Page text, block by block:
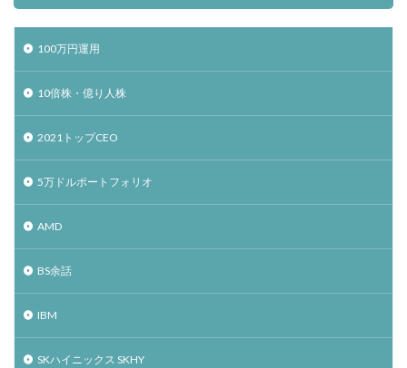
100万円運用
10倍株・億り人株
2021トップCEO
5万ドルポートフォリオ
AMD
BS余話
IBM
SKハイニックス SKHY